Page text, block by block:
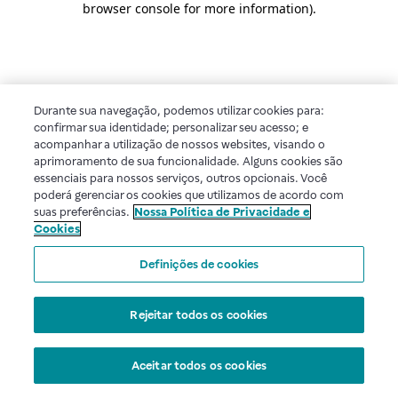
browser console for more information).
Durante sua navegação, podemos utilizar cookies para:
confirmar sua identidade; personalizar seu acesso; e
acompanhar a utilização de nossos websites, visando o
aprimoramento de sua funcionalidade. Alguns cookies são
essenciais para nossos serviços, outros opcionais. Você
poderá gerenciar os cookies que utilizamos de acordo com
suas preferências. Nossa Política de Privacidade e
Cookies
Definições de cookies
Rejeitar todos os cookies
Aceitar todos os cookies